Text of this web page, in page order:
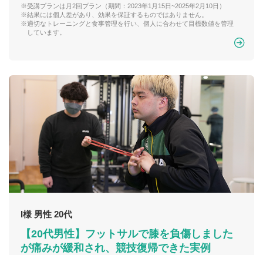
※受講プランは月2回プラン（期間：2023年1月15日~2025年2月10日）
※結果には個人差があり、効果を保証するものではありません。
※適切なトレーニングと食事管理を行い、個人に合わせて目標数値を管理
しています。
I様 男性 20代
【20代男性】フットサルで膝を負傷しました
が痛みが緩和され、競技復帰できた実例